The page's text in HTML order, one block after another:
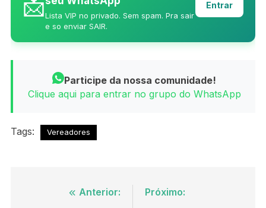
Lista VIP no privado. Sem spam. Pra sair
e so enviar SAIR.
Entrar
Participe da nossa comunidade!
Clique aqui para entrar no grupo do WhatsApp
Tags: Vereadores
NavegaçãoAnterior:
Próximo: